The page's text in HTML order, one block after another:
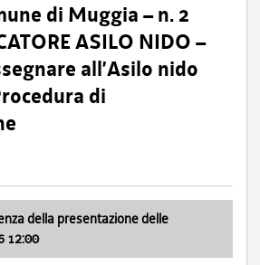
di Muggia – n. 2
ASILO NIDO –
all’Asilo nido
di
della presentazione delle
12:00